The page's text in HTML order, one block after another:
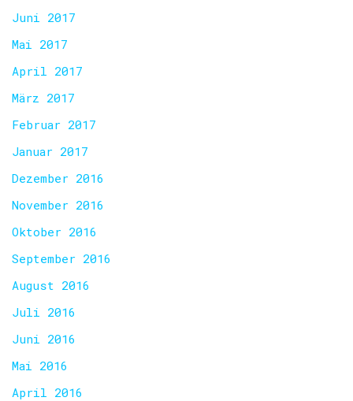
Juni 2017
Mai 2017
April 2017
März 2017
Februar 2017
Januar 2017
Dezember 2016
November 2016
Oktober 2016
September 2016
August 2016
Juli 2016
Juni 2016
Mai 2016
April 2016